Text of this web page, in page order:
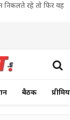
निकलते रहे तो फिर वह
बैठक